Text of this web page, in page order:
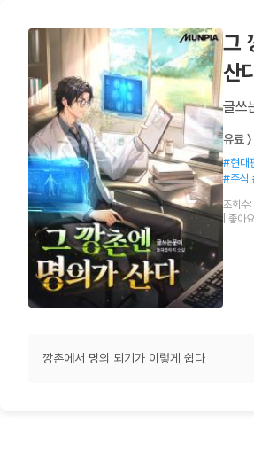
그
산
글쓰
유료
#현대
#주식
조회
좋아
깡촌에서 명의 되기가 이렇게 쉽다